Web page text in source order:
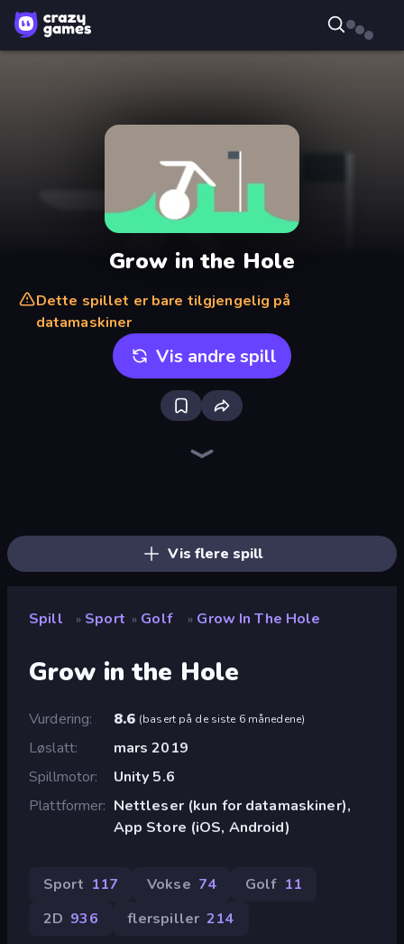
Grow in the Hole
Dette spillet er bare tilgjengelig på
datamaskiner
Vis andre spill
Vis flere spill
Spill » Sport » Golf » Grow In The Hole
Grow in the Hole
Vurdering 8.6 (basert på de siste 6 månedene)
Løslatt
mars 2019
Spillmotor
Unity 5.6
Plattformer Nettleser (kun for datamaskiner),
App Store (iOS, Android)
Sport 117 Vokse 74 Golf 11
2D 936 flerspiller 214